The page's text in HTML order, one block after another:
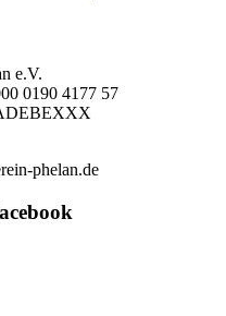
e.V.
0190 4177 57
phelan.de